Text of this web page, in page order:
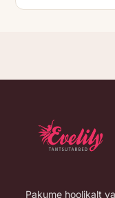
Pakume hoolikalt